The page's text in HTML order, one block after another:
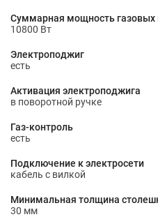
Суммарная мощность газовых
10800 Вт
Электроподжиг
есть
Активация электроподжига
в поворотной ручке
Газ-контроль
есть
Подключение к электросети
кабель с вилкой
Минимальная толщина
30 мм